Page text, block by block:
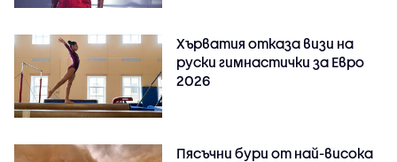
Хърватия отказа визи на
руски гимнастички за Евро
2026
Пясъчни бури от най-висока